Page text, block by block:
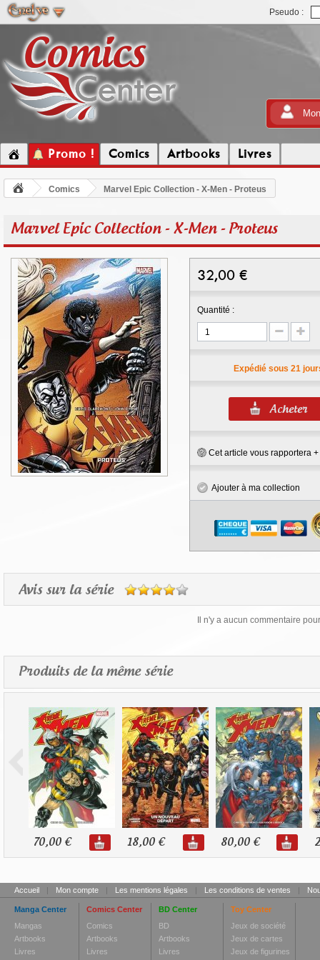
Pseudo :
Promo ! Comics Artbooks Livres
Comics Marvel Epic Collection - X-Men - Proteus
Marvel Epic Collection - X-Men - Proteus
32,00 €
Quantité :
Expédié sous 21
Cet article vous rapportera +
Ajouter à ma collection
Avis sur la série
Il n'y a aucun commentaire
Produits de la même série
70,00 € 18,00 € 80,00 €
Accueil | Mon compte | Les mentions légales | Les conditions de ventes |
Manga Center
Mangas
Artbooks
Livres
Comics Center
Comics
Artbooks
Livres
BD Center
BD
Artbooks
Livres
Toy Center
Jeux de société
Jeux de cartes
Jeux de figurines